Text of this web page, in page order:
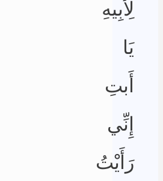
لِأَبِيهِ
يَا
أَبتِ
إِنِّي
رَأَيْتُ